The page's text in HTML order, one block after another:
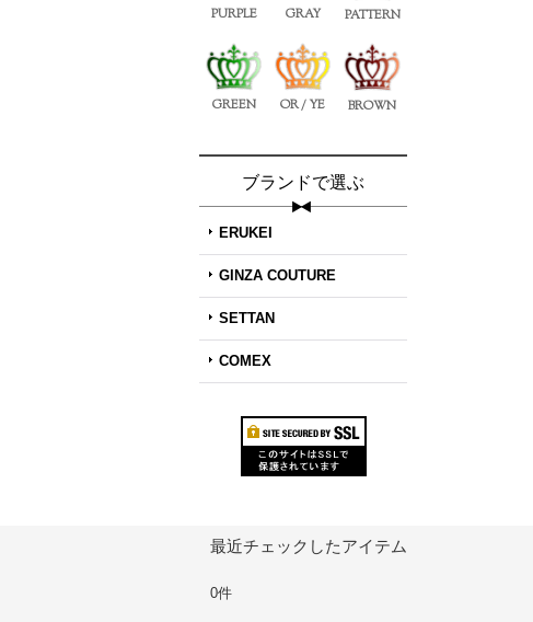
PURPLE GRAY PATTERN
GREEN OR / YE BROWN
ブランドで選ぶ
ERUKEI
GINZA COUTURE
SETTAN
COMEX
最近チェックしたアイテム
0件